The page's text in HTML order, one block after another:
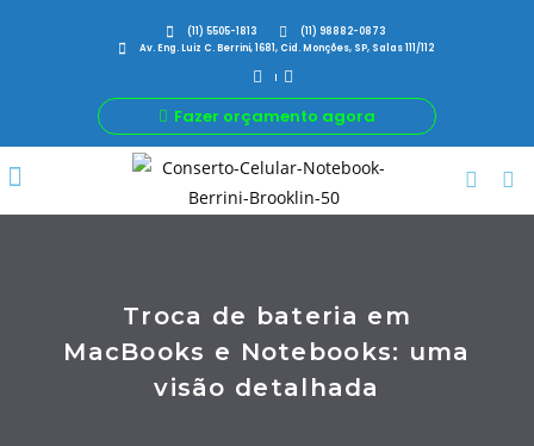
(11) 5505-1813
(11) 98882-0873
Av. Eng. Luiz C. Berrini, 1681, Cid. Monções, SP, Salas 111/112
Fazer orçamento agora
Troca de bateria em
MacBooks e Notebooks: uma
visão detalhada